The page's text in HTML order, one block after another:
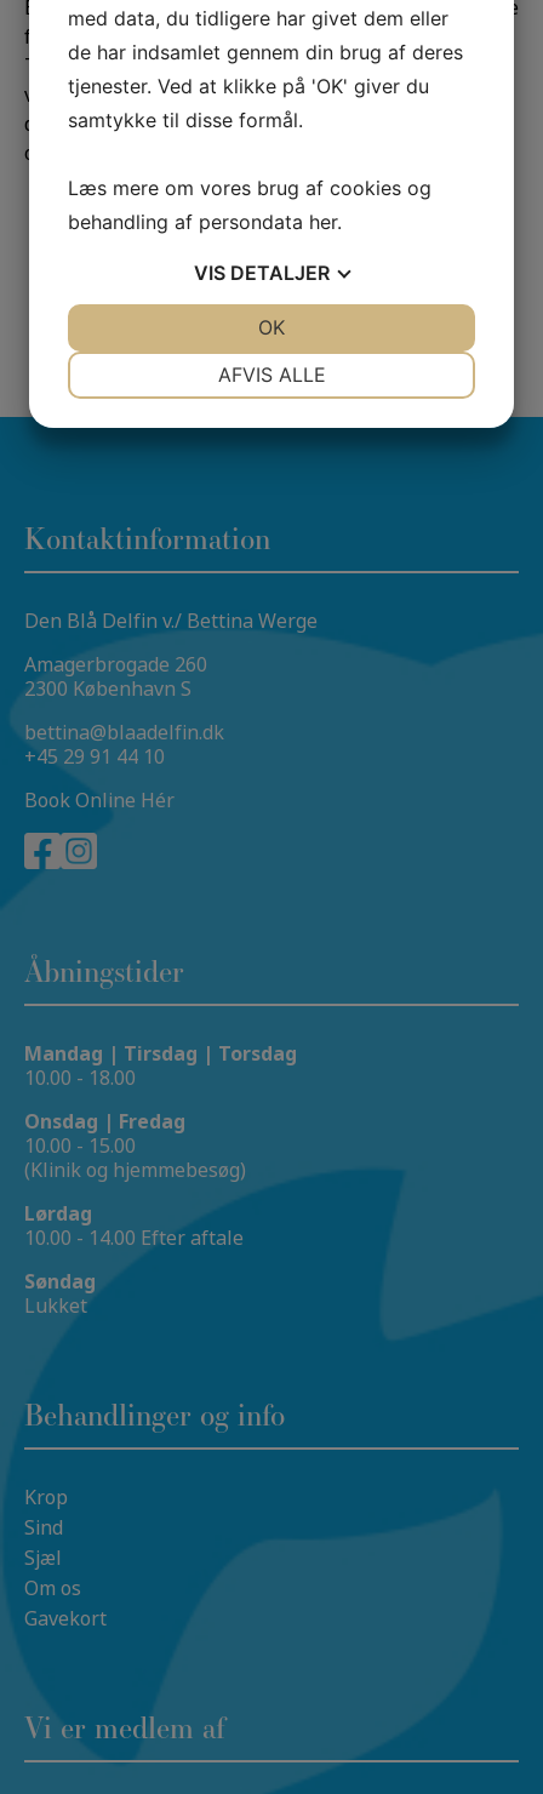
Bettina overtalte mig til at prøve at få bearbejdet mine
fysiske og psykiske udfordringer med Tankefelt
Terapi, og heldigvis for det. Da vi startede mit forløb,
var jeg virkelig stress plaget og på kanten af
depression. Jeg var tungsindig og ked af det og havde
ondt i hele kroppen. I et helt år, havde jeg […]
Kontaktinformation
Den Blå Delfin v./ Bettina Werge
Amagerbrogade 260
2300 København S
bettina@blaadelfin.dk
+45 29 91 44 10
Book Online Hér
Åbningstider
Mandag | Tirsdag | Torsdag
10.00 - 18.00
Onsdag | Fredag
10.00 - 15.00
(Klinik og hjemmebesøg)
Lørdag
10.00 - 14.00 Efter aftale
Søndag
Lukket
Behandlinger og info
Krop
Sind
Sjæl
Om os
Gavekort
Vi er medlem af
med data, du tidligere har givet dem eller
de har indsamlet gennem din brug af deres
tjenester. Ved at klikke på 'OK' giver du
samtykke til disse formål.
Læs mere om vores brug af cookies og
behandling af persondata her.
VIS DETALJER
AFVIS ALLE
OK